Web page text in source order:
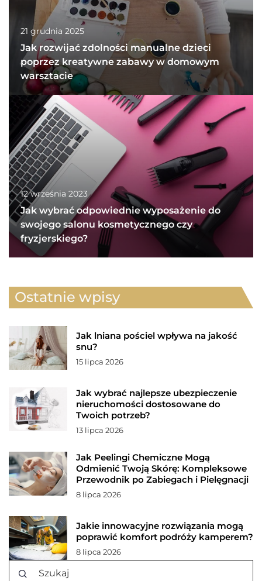
21 grudnia 2025
Jak rozwijać zdolności manualne dzieci
poprzez kreatywne zabawy w domowym
warsztacie
12 września 2023
Jak wybrać odpowiednie wyposażenie do
swojego salonu kosmetycznego czy
fryzjerskiego?
Ostatnie wpisy
Jak lniana pościel wpływa na jakość
snu?
15 lipca 2026
Jak wybrać najlepsze ubezpieczenie
nieruchomości dostosowane do
Twoich potrzeb?
13 lipca 2026
Jak Peelingi Chemiczne Mogą
Odmienić Twoją Skórę: Kompleksowe
Przewodnik po Zabiegach i Pielęgnacji
8 lipca 2026
Jakie innowacyjne rozwiązania mogą
poprawić komfort podróży kamperem?
8 lipca 2026